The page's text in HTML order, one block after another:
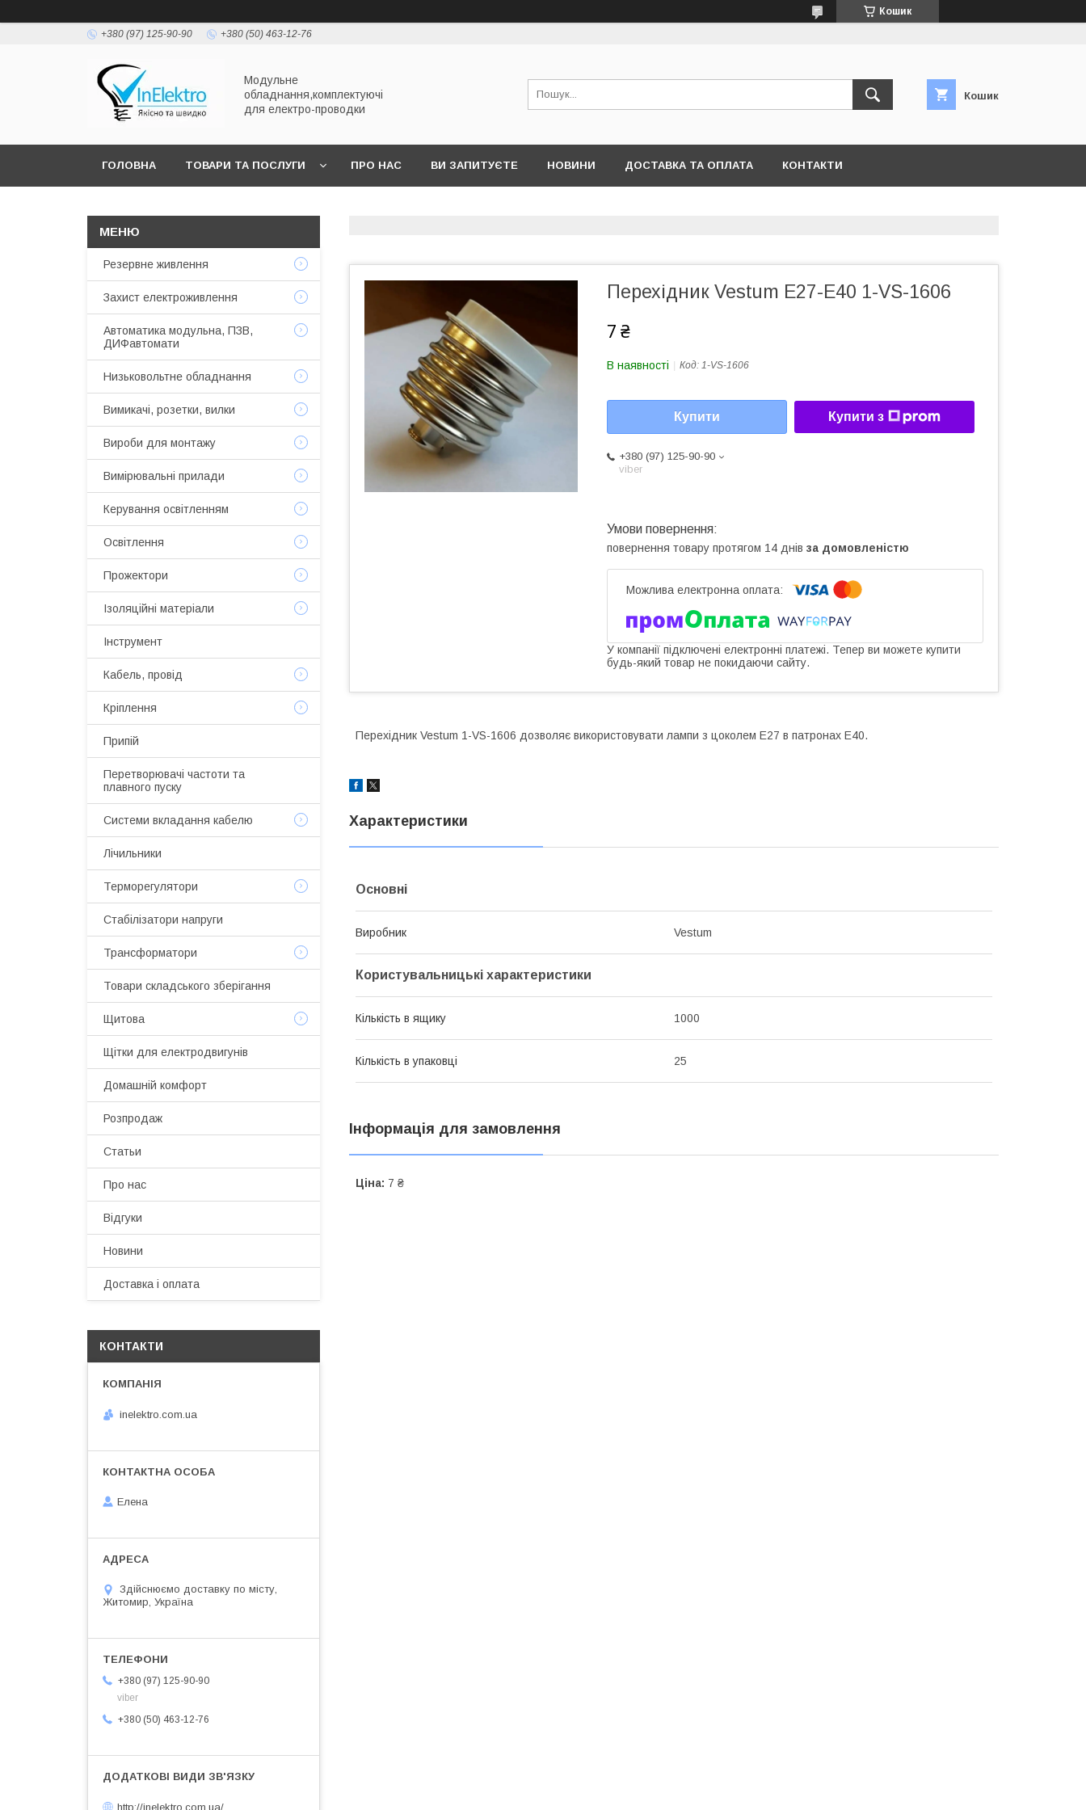
Кошик
+380 (97) 125-90-90 +380 (50) 463-12-76
Модульне
обладнання,комплектуючі
для електро-проводки
Кошик
ГОЛОВНА ТОВАРИ ТА ПОСЛУГИ ПРО НАС ВИ ЗАПИТУЄТЕ НОВИНИ ДОСТАВКА ТА ОПЛАТА КОНТАКТИ
Перехідник Vestum E27-E40 1-VS-1606
7 ₴
В наявності Код: 1-VS-1606
Купити Купити з
+380 (97) 125-90-90
viber
повернення товару протягом 14 днів за домовленістю
У компанії підключені електронні платежі. Тепер ви можете купити
будь-який товар не покидаючи сайту.
Перехідник Vestum 1-VS-1606 дозволяє використовувати лампи з цоколем Е27 в патронах Е40.
Характеристики
Основні
Виробник Vestum
Користувальницькі характеристики
Кількість в ящику 1000
Кількість в упаковці 25
Інформація для замовлення
Ціна: 7 ₴
Резервне живлення
Захист електроживлення
Автоматика модульна, ПЗВ,
ДИФавтомати
Низьковольтне обладнання
Вимикачі, розетки, вилки
Вироби для монтажу
Вимірювальні прилади
Керування освітленням
Освітлення
Прожектори
Ізоляційні матеріали
Інструмент
Кабель, провід
Кріплення
Припій
Перетворювачі частоти та
плавного пуску
Системи вкладання кабелю
Лічильники
Терморегулятори
Стабілізатори напруги
Трансформатори
Товари складського зберігання
Щитова
Щітки для електродвигунів
Домашній комфорт
Розпродаж
Статьи
Про нас
Відгуки
Новини
Доставка і оплата
КОНТАКТИ
inelektro.com.ua
Елена
Здійснюємо доставку по місту,
Житомир, Україна
+380 (97) 125-90-90
viber
+380 (50) 463-12-76
http://inelektro.com.ua/